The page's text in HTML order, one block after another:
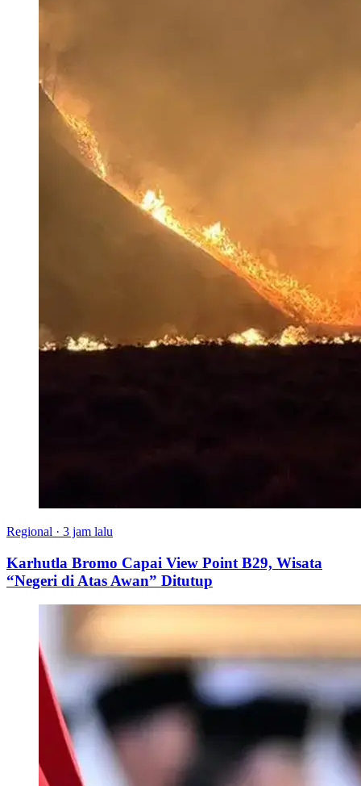
Regional · 3 jam lalu
Karhutla Bromo Capai View Point B29, Wisata
“Negeri di Atas Awan” Ditutup